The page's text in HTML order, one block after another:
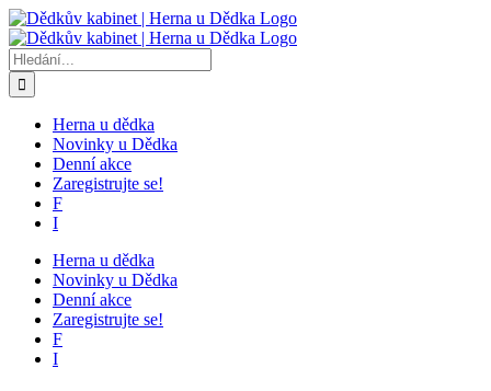
Přeskočit
na
obsah
Hledat:
Herna u dědka
Novinky u Dědka
Denní akce
Zaregistrujte se!
F
I
Herna u dědka
Novinky u Dědka
Denní akce
Zaregistrujte se!
F
I